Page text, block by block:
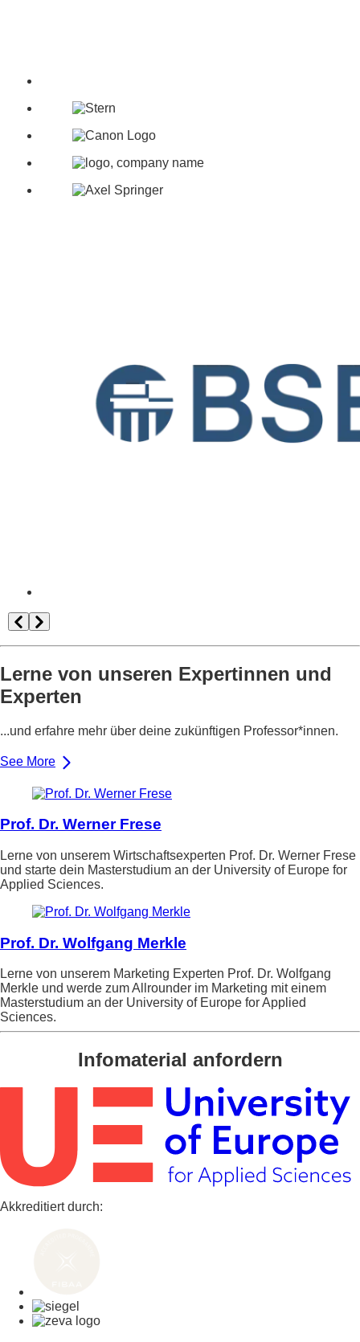
Lerne von unseren Expertinnen und
Experten
...und erfahre mehr über deine zukünftigen Professor*innen.
See More
Prof. Dr. Werner Frese
Lerne von unserem Wirtschaftsexperten Prof. Dr. Werner Frese
und starte dein Masterstudium an der University of Europe for
Applied Sciences.
Prof. Dr. Wolfgang Merkle
Lerne von unserem Marketing Experten Prof. Dr. Wolfgang
Merkle und werde zum Allrounder im Marketing mit einem
Masterstudium an der University of Europe for Applied
Sciences.
Infomaterial anfordern
Akkreditiert durch: